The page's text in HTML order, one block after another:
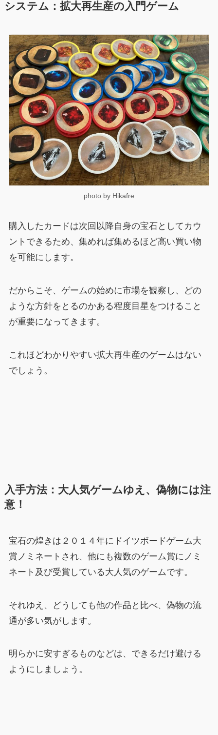
システム ：拡大再生産の入門ゲーム
photo by Hikafre
購入したカードは次回以降自身の宝石としてカウ
ントできるため、集めれば集めるほど高い買い物
を可能にします。
だからこそ、ゲームの始めに市場を観察し、どの
ような方針をとるのかある程度目星をつけること
が重要になってきます。
これほどわかりやすい拡大再生産のゲームはない
でしょう。
入手方法：大人気ゲームゆえ、偽物には注
意！
宝石の煌きは２０１４年にドイツボードゲーム大
賞ノミネートされ、他にも複数のゲーム賞にノミ
ネート及び受賞している大人気のゲームです。
それゆえ、どうしても他の作品と比べ、偽物の流
通が多い気がします。
明らかに安すぎるものなどは、できるだけ避ける
ようにしましょう。